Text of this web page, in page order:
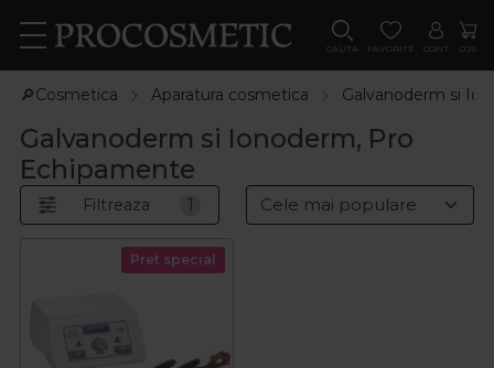
CAUTA FAVORITE CONT COS
🔎Cosmetica Aparatura cosmetica Galvanoderm si
Galvanoderm si Ionoderm, Pro
Echipamente
Filtreaza 1
Pret special